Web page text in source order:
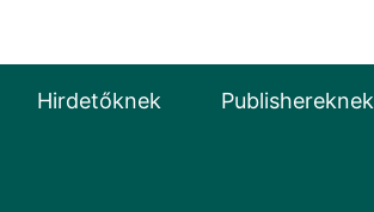
Hirdetőknek Publishereknek